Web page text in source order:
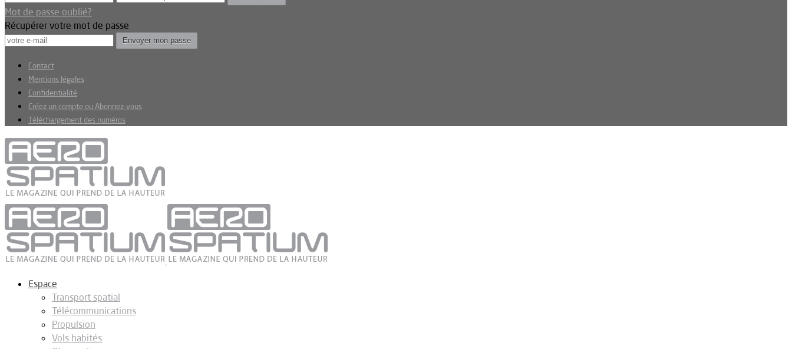
Mot de passe oublié?
Récupérer votre mot de passe
Contact
Mentions légales
Confidentialité
Créez un compte ou Abonnez-vous
Téléchargement des numéros
Espace
Transport spatial
Télécommunications
Propulsion
Vols habités